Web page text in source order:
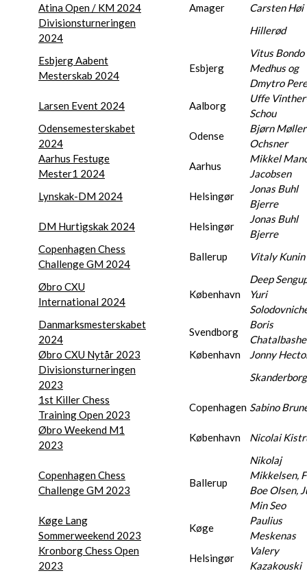
Atina Open / KM 2024
Amager
Carsten Høi
Divisionsturneringen
2024
Hillerød
Esbjerg Aabent
Mesterskab 2024
Esbjerg
Vitus Bondo
Medhus og
Dmytro
Larsen Event 2024
Aalborg
Uffe
Schou
Odensemesterskabet
2024
Odense
Bjørn Møller
Ochsner
Aarhus Festuge
Mester1 2024
Aarhus
Mikkel
Jacobsen
Lynskak-DM 2024
Helsingør
Jonas Buhl
Bjerre
DM Hurtigskak 2024
Helsingør
Jonas Buhl
Bjerre
Copenhagen Chess
Challenge GM 2024
Ballerup Vitaly Kunin
Øbro CXU
International 2024
København
Deep
Yuri
Danmarksmesterskabet
2024
Svendborg
Boris
Øbro CXU Nytår 2023
København
Jonny
Divisionsturneringen
2023
Skanderborg
1st Killer Chess
Training Open 2023
Copenhagen Sabino
Øbro Weekend M1
2023
København Nicolai
Copenhagen Chess
Challenge GM 2023
Ballerup
Nikolaj
Mikkelsen,
Boe Olsen,
Min Seo
Køge Lang
Sommerweekend 2023
Køge
Paulius
Meskenas
Kronborg Chess Open
2023
Helsingør
Valery
Kazakouski